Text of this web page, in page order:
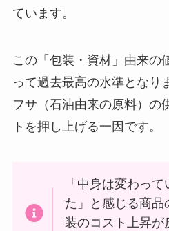
ています。
この「包装・資材」由来の
って過去最高の水準となり
フサ（石油由来の原料）の
トを押し上げる一因です。
「中身は変わっ
た」と感じる商
装のコスト上昇が